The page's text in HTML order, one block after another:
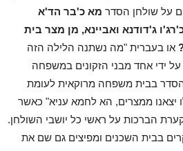
על שולחן הסדר מא כ'בר הד'א
ג'דודנא ואביינא, מן מצר בית
או בעברית "מה נשתנה הלילה הזה
על ידי אחד מבני הזקונים במשפחה
בבית משפחה מרוקאית לעומת
יצאנו ממצרים, הא לחמא עניא" כאשר
הברכות על ראשי כל יושבי השולחן.
בבית השכנים ומפיצים גם שם את